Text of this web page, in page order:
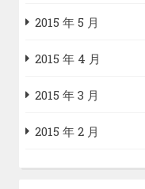
2015 年 5 月
2015 年 4 月
2015 年 3 月
2015 年 2 月